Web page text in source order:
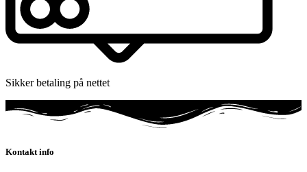
Sikker betaling på nettet
Kontakt info